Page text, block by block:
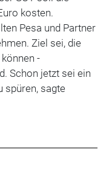
kosten.
Pesa und Partner
Ziel sei, die
-
Schon jetzt sei ein
spüren, sagte